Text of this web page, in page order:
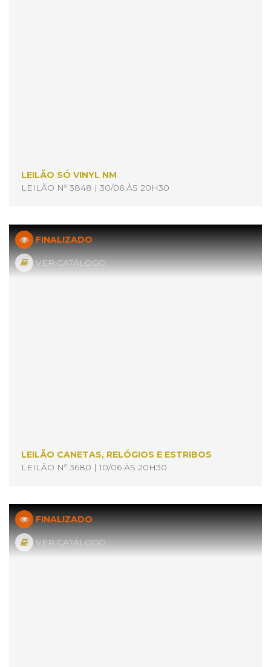
LEILÃO SÓ VINYL NM
LEILÃO Nº 3848 | 30/06 ÀS 20H30
LEILÃO CANETAS, RELÓGIOS E ESTRIBOS
LEILÃO Nº 3680 | 10/06 ÀS 20H30
FINALIZADO
VER CATÁLOGO
FINALIZADO
VER CATÁLOGO